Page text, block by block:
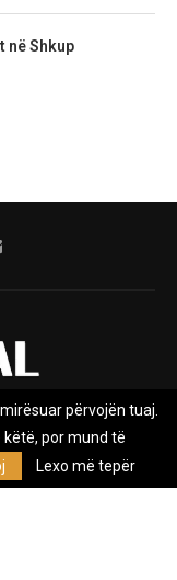
në Shkup
e themeluar në vitin
përvojën tuaj.
këtë, por mund të
Lexo më tepër